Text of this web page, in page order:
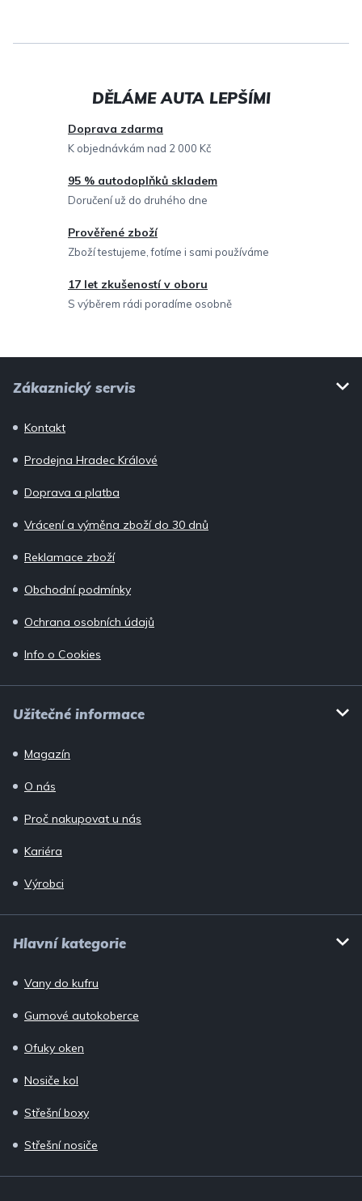
l
a
í
p
r
y
v
ý
Doprava zdarma
K objednávkám nad 2 000 Kč
95 % autodoplňků skladem
Doručení už do druhého dne
Prověřené zboží
Zboží testujeme, fotíme i sami používáme
17 let zkušeností v oboru
S výběrem rádi poradíme osobně
Zákaznický servis
Kontakt
Prodejna Hradec Králové
Doprava a platba
Vrácení a výměna zboží do 30 dnů
Reklamace zboží
Obchodní podmínky
Ochrana osobních údajů
Info o Cookies
Užitečné informace
Magazín
O nás
Proč nakupovat u nás
Kariéra
Výrobci
Hlavní kategorie
Vany do kufru
Gumové autokoberce
Ofuky oken
Nosiče kol
Střešní boxy
Střešní nosiče